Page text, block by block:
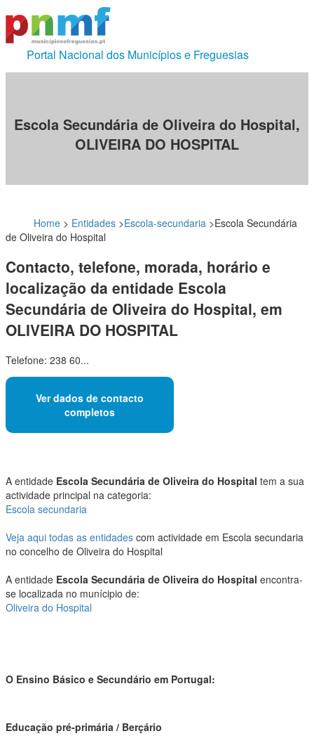
Portal Nacional dos Municípios e Freguesias
Escola Secundária de Oliveira do Hospital,
OLIVEIRA DO HOSPITAL
Home > Entidades >Escola-secundaria >Escola Secundária
de Oliveira do Hospital
Contacto, telefone, morada, horário e
localização da entidade Escola
Secundária de Oliveira do Hospital, em
OLIVEIRA DO HOSPITAL
Telefone: 238 60...
Ver dados de contacto
completos
A entidade Escola Secundária de Oliveira do Hospital tem a sua
actividade principal na categoria:
Escola secundaria
Veja aqui todas as entidades com actividade em Escola secundaria
no concelho de Oliveira do Hospital
A entidade Escola Secundária de Oliveira do Hospital encontra-
se localizada no munícipio de:
Oliveira do Hospital
O Ensino Básico e Secundário em Portugal:
Educação pré-primária / Berçário